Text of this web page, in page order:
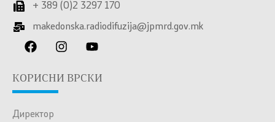
+ 389 (0)2 3297 170
makedonska.radiodifuzija@jpmrd.gov.mk
КОРИСНИ ВРСКИ
Директор